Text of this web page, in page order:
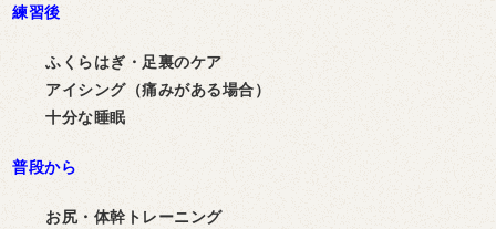
練習後
ふくらはぎ・足裏のケア
アイシング（痛みがある場合）
十分な睡眠
普段から
お尻・体幹トレーニング